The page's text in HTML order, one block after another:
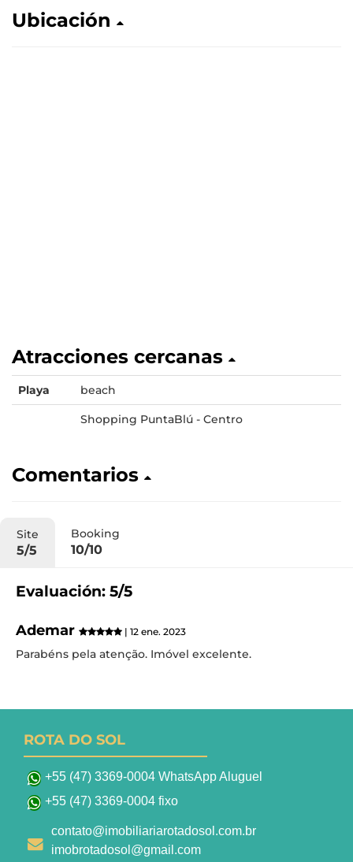
Ubicación
Atracciones cercanas
Playa beach
Shopping PuntaBlú - Centro
Comentarios
Site
5/5
Booking
10/10
Evaluación: 5/5
Ademar | 12 ene. 2023
Parabéns pela atenção. Imóvel excelente.
ROTA DO SOL
+55 (47) 3369-0004 WhatsApp Aluguel
+55 (47) 3369-0004 fixo
contato@imobiliariarotadosol.com.br
imobrotadosol@gmail.com